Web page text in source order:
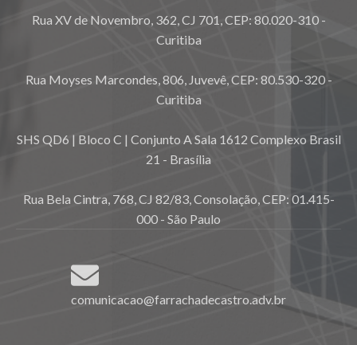
Rua XV de Novembro, 362, CJ 701, CEP: 80.020-310 -
Curitiba
Rua Moyses Marcondes, 806, Juvevê, CEP: 80.530-320 -
Curitiba
SHS QD6 | Bloco C | Conjunto A Sala 1612 Complexo Brasil
21 - Brasília
Rua Bela Cintra, 768, CJ 82/83, Consolação, CEP: 01.415-
000 - São Paulo
comunicacao@farrachadecastro.adv.br